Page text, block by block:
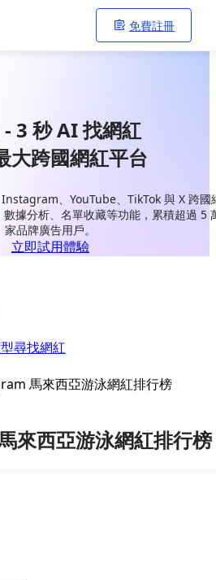
免費註冊
3 秒 AI 找網紅
大跨國網紅平台
、YouTube、TikTok 與 X 跨國
據分析、名單收藏等功能，累積超過 5
家品牌廣告用戶。
立即試用體驗
尋找網紅
馬來西亞游泳網紅排行榜
西亞游泳網紅排行榜